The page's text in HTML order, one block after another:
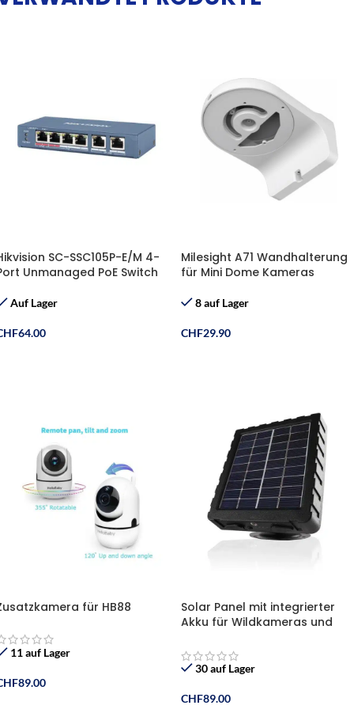
SC-SSC105P-E/M 4-
Unmanaged PoE Switch
Auf Lager
64.00
Milesight A71 Wandhalterung
für Mini Dome Kameras
8 auf Lager
CHF29.90
für HB88
11 auf Lager
89.00
Solar Panel mit integrierter
Akku für Wildkameras und
30 auf Lager
CHF89.00